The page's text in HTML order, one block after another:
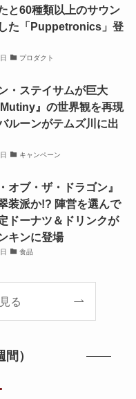
と60種類以上のサウン
た「Puppetronics」登
プロダクト
・ステイサムが巨大
』の世界観を再現
ルーンがテムズ川に出
キャンペーン
オブ・ザ・ドラゴン』
装派か!? 陣営を選んで
ドーナツ＆ドリンクが
キンに登場
食品
る
）